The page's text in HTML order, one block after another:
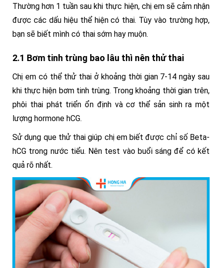
Thường hơn 1 tuần sau khi thực hiện, chị em sẽ cảm nhận
được các dấu hiệu thể hiện có thai. Tùy vào trường hợp,
bạn sẽ biết mình có thai sớm hay muộn.
2.1 Bơm tinh trùng bao lâu thì nên thử thai
Chị em có thể thử thai ở khoảng thời gian 7-14 ngày sau
khi thực hiện bơm tinh trùng. Trong khoảng thời gian trên,
phôi thai phát triển ổn định và cơ thể sản sinh ra một
lượng hormone hCG.
Sử dụng que thử thai giúp chị em biết được chỉ số Beta-
hCG trong nước tiểu. Nên test vào buổi sáng để có kết
quả rõ nhất.